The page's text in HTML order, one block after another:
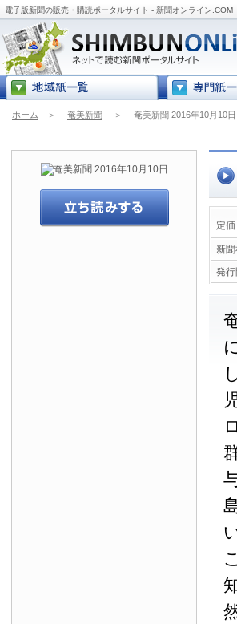
電子版新聞の販売・購読ポータルサイト - 新聞オンライン.COM
ホーム ＞ 奄美新聞 ＞ 奄美新聞 2016年10月10日
定価
新聞
発行